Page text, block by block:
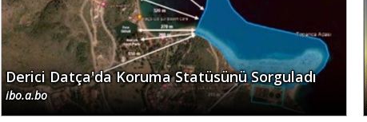
Derici Datça'da Koruma Statüsünü Sorguladı
ibo.a.bo